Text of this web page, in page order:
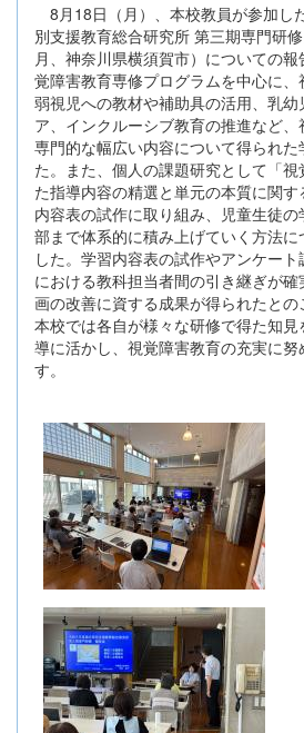
8月18日（月）、本校教員が参加し
別支援教育総合研究所 第三期専門研
月、神奈川県横須賀市）についての
覚障害教育専修プログラムを中心に、
弱視児への教材や補助具の活用、乳
ア、インクルーシブ教育の推進など
専門的な幅広い内容について得られ
た。また、個人の課題研究として「視
た指導内容の精選と単元の本質に関
内容表の試作に取り組み、児童生徒
部まで体系的に積み上げていく方法に
した。学習内容表の試作やアンケー
における教科担当者間の引き継ぎが
画の改善に資する成果が得られたとの
本校では各自が様々な研修で得た知
導に活かし、視覚障害教育の充実に努
す。